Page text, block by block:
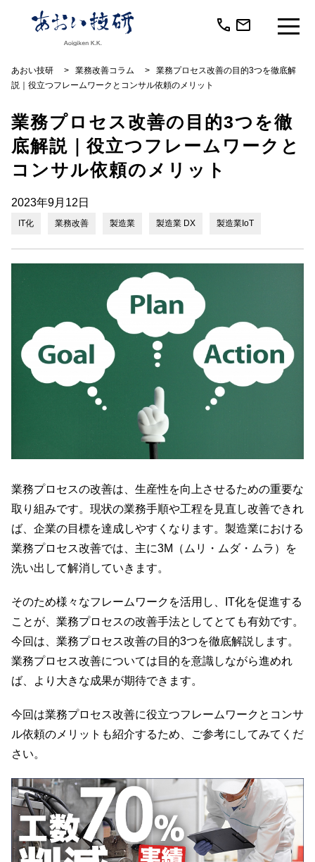
call mail
あおい技研 > 業務改善コラム >
業務プロセス改善の目的3つを徹底解
説｜役立つフレームワークとコンサル依頼のメリット
業務プロセス改善の目的3つを徹
底解説｜役立つフレームワークと
コンサル依頼のメリット
2023年9月12日
IT化 業務改善 製造業 製造業 DX 製造業IoT
業務プロセスの改善は、生産性を向上させるための重要な
取り組みです。現状の業務手順や工程を見直し改善できれ
ば、企業の目標を達成しやすくなります。製造業における
業務プロセス改善では、主に3M（ムリ・ムダ・ムラ）を
洗い出して解消していきます。
そのため様々なフレームワークを活用し、IT化を促進する
ことが、業務プロセスの改善手法としてとても有効です。
今回は、業務プロセス改善の目的3つを徹底解説します。
業務プロセス改善については目的を意識しながら進めれ
ば、より大きな成果が期待できます。
今回は業務プロセス改善に役立つフレームワークとコンサ
ル依頼のメリットも紹介するため、ご参考にしてみてくだ
さい。